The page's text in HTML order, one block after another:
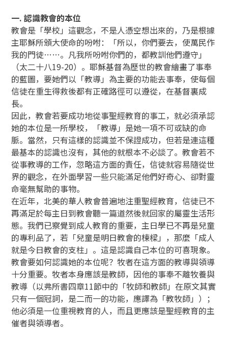
一. 認識教會的本位
教會是「學校」這觀念，不是人憑空想出來的，乃是根據
主耶穌所頒大使命的吩咐：「所以，你們要去，使萬民作
我的門徒……。凡我所吩咐你們的，都教訓他們遵守」
（太二十八19-20）。耶穌基督為歷世的教會繪畫了事奉
的藍圖，要她們以「教導」為主要的功能去事奉，使每個
信徒在重生得救後都有正確路徑可以遵從，在基督裏成
長。
因此，教會若要成功地從事聖經教育的事工，就必須承認
她的本位是一所學校，「教導」是她一項不可或缺的命
脈。當然，只有這樣的認識並不保證成功，但若是連這種
最基本的認識也沒有，其他的就根本不必談了。教會若不
從事教導的工作，忽略這方面的責任，信徒就容易隨從世
界的觀念，在外面學習一些只能滿足他們好奇心、卻對靈
命毫無幫助的事物。
在近年，北美的華人教會普遍地注重聖經教育，信徒已不
再滿足於每主日到教會聽一篇道然後就回家的屬靈生活形
態。我們已察覺到成人教育的重要，主日學已不再是兒童
的專利品了，若「兒童是明日教會的楝樑」，那麼「成人
就是今日教會的支柱」。這是認識自己本位的可喜現象。
教會要如何認識她的本位呢？牧者在這方面的教導與領導
十分重要。牧者本身應該是教師，因他的事奉不離牧養與
教導（以弗所書四章11節中的「牧師和教師」在原文其實
只有一個冠詞，是二而一的功能，應譯為「教牧師」）；
他必須是一位重視教育的人，而且更應該是聖經教育的主
催者與領導者。